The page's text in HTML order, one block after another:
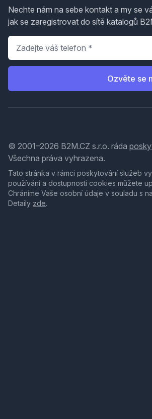
Nechte nám na sebe kontakt a my se
jak se zaregistrovat do sítě katalogů
Telefon
Ozvěte se
© 2001–2026 B2M.CZ s.r.o. ráda
Všechna práva vyhrazena.
Tato stránka v rámci poskytování služeb
používání a dostupnosti cookies můžete
Chráníme Vaše osobní údaje v souladu s
Detaily zde.